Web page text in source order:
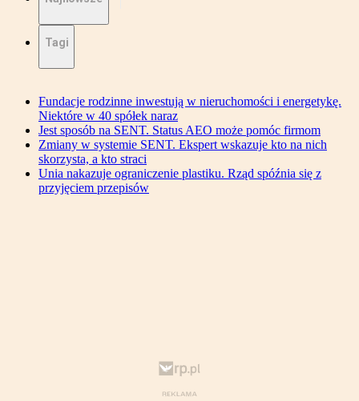
Tagi
Fundacje rodzinne inwestują w nieruchomości i energetykę.
Niektóre w 40 spółek naraz
Jest sposób na SENT. Status AEO może pomóc firmom
Zmiany w systemie SENT. Ekspert wskazuje kto na nich
skorzysta, a kto straci
Unia nakazuje ograniczenie plastiku. Rząd spóźnia się z
przyjęciem przepisów